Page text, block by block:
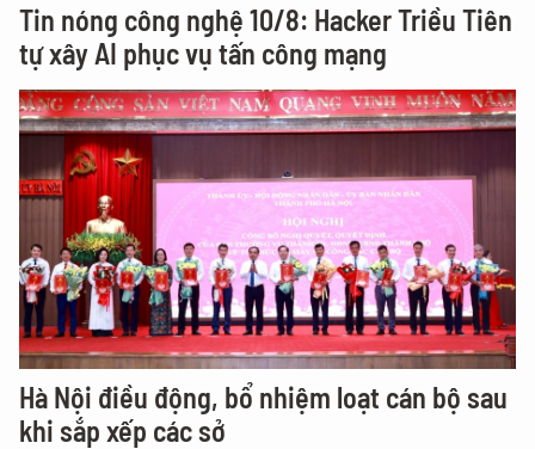
Tin nóng công nghệ 10/8: Hacker Triều Tiên
tự xây AI phục vụ tấn công mạng
Hà Nội điều động, bổ nhiệm loạt cán bộ sau
khi sắp xếp các sở